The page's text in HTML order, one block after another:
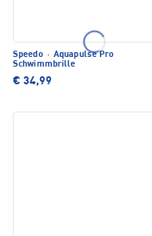
Speedo · Aquapulse Pro
Schwimmbrille
€ 34,99